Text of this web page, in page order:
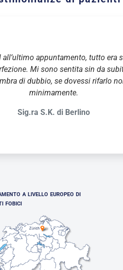
all’ultimo appuntamento, tutto era
Mi sono sentita sin da
di dubbio, se dovessi rifarlo
minimamente.
Sig.ra S.K. di Berlino
a livello europeo di
fobici